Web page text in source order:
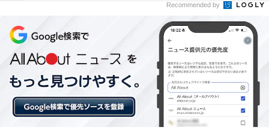
Recommended by